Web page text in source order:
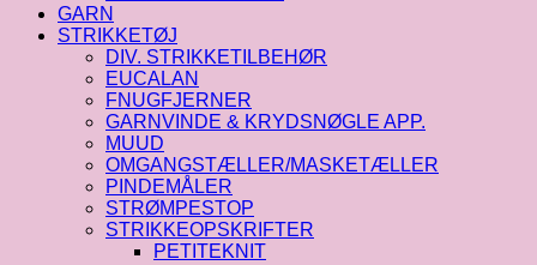
GARN
STRIKKETØJ
DIV. STRIKKETILBEHØR
EUCALAN
FNUGFJERNER
GARNVINDE & KRYDSNØGLE APP.
MUUD
OMGANGSTÆLLER/MASKETÆLLER
PINDEMÅLER
STRØMPESTOP
STRIKKEOPSKRIFTER
PETITEKNIT